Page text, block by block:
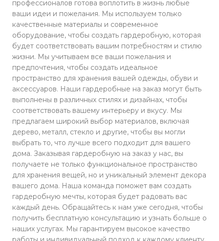
профессионалов готова воплотить в жизнь любые
ваши идеи и пожелания. Мы используем только
качественные материалы и современное
оборудование, чтобы создать гардеробную, которая
будет соответствовать вашим потребностям и стилю
жизни. Мы учитываем все ваши пожелания и
предпочтения, чтобы создать идеальное
пространство для хранения вашей одежды, обуви и
аксессуаров. Наши гардеробные на заказ могут быть
выполнены в различных стилях и дизайнах, чтобы
соответствовать вашему интерьеру и вкусу. Мы
предлагаем широкий выбор материалов, включая
дерево, металл, стекло и другие, чтобы вы могли
выбрать то, что лучше всего подходит для вашего
дома. Заказывая гардеробную на заказ у нас, вы
получаете не только функциональное пространство
для хранения вещей, но и уникальный элемент декора
вашего дома. Наша команда поможет вам создать
гардеробную мечты, которая будет радовать вас
каждый день. Обращайтесь к нам уже сегодня, чтобы
получить бесплатную консультацию и узнать больше о
наших услугах. Мы гарантируем высокое качество